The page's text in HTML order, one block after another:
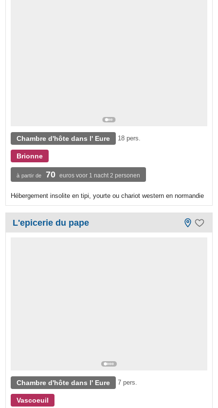
Chambre d'hôte dans l' Eure 18 pers.
Brionne
à partir de 70 euros voor 1 nacht 2 personen
Hébergement insolite en tipi, yourte ou chariot western en normandie
L'epicerie du pape
Chambre d'hôte dans l' Eure 7 pers.
Vascoeuil